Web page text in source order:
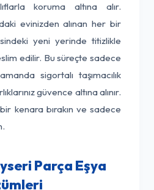
koruma altına alır.
evinizden alınan her bir
yeni yerinde titizlikle
edilir. Bu süreçte sadece
sigortalı taşımacılık
güvence altına alınır.
kenara bırakın ve sadece
Parça Eşya